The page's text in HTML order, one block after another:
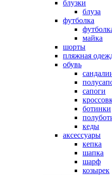
блузки
блуза
футболка
майка
шорты
пляжная
oбувь
сапоги
ботинки
кеды
аксессуары
кепка
шапка
шарф
козырек